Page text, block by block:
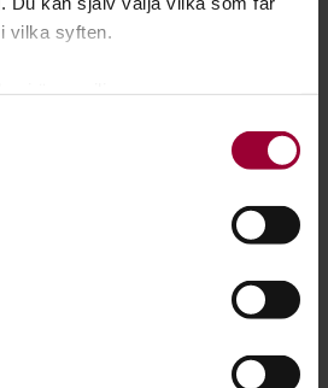
vilka syften.
på upp till flera meter
ditt samtycke när som
och studiecirklar inom